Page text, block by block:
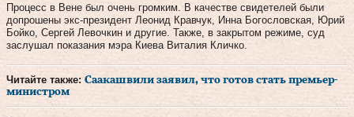
Процесс в Вене был очень громким. В качестве свидетелей были
допрошены экс-президент Леонид Кравчук, Инна Богословская, Юрий
Бойко, Сергей Левочкин и другие. Также, в закрытом режиме, суд
заслушал показания мэра Киева Виталия Кличко.
Читайте также: Саакашвили заявил, что готов стать премьер-
министром